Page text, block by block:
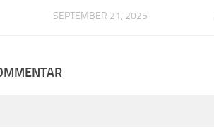
SEPTEMBER 21, 2025